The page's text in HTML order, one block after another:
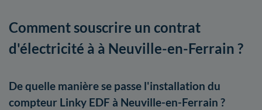
Comment souscrire un contrat
d'électricité à à Neuville-en-Ferrain ?
De quelle manière se passe l'installation du
compteur Linky EDF à Neuville-en-Ferrain ?